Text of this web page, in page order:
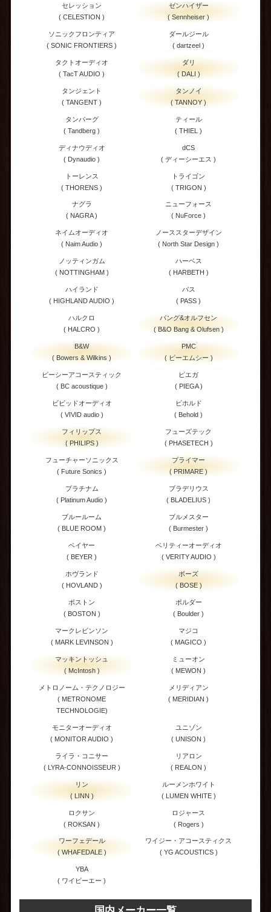
セレッション
( CELESTION )
ゼンハイザー
( Sennheiser )
ソニックフロンティア
( SONIC FRONTIERS )
ダールジール
( dartzeel )
タクトオーディオ
( TacT AUDIO )
ダリ
( DALI )
タンジェント
( TANGENT )
タンノイ
( TANNOY )
タンバーグ
( Tandberg )
ティール
( THIEL )
ディナウディオ
( Dynaudio )
dCS
( ディーシーエス )
トーレンス
( THORENS )
トライゴン
( TRIGON )
ナグラ
( NAGRA )
ニューフォース
( NuForce )
ネイムオーディオ
( Naim Audio )
ノーススターデザイン
( North Star Design )
ノッティンガム
( NOTTINGHAM )
ハーベス
( HARBETH )
ハイランド
( HIGHLAND AUDIO )
パス
( PASS )
ハルクロ
( HALCRO )
バング&オルフセン
( B&O Bang & Olufsen )
B&W
( Bowers & Wilkins )
PMC
( ピーエムシー )
ビーシーアコースティック
( BC acoustique )
ピエガ
( PIEGA )
ビビッドオーディオ
( VIVID audio )
ビホルド
( Behold )
フィリップス
( PHILIPS )
フューズテック
( PHASETECH )
フューチャーソニックス
( Future Sonics )
プライマー
( PRIMARE )
プラチナム
( Platinum Audio )
ブラデリウス
( BLADELIUS )
ブルールーム
( BLUE ROOM )
ブルメスター
( Burmester )
ベイヤー
( BEYER )
ベリティーオーディオ
( VERITY AUDIO )
ホヴランド
( HOVLAND )
ボーズ
( BOSE )
ボストン
( BOSTON )
ボルダー
( Boulder )
マークレビンソン
( MARK LEVINSON )
マジコ
( MAGICO )
マッキントッシュ
( McIntosh )
ミューオン
( MEWON )
メトロノーム・テクノロジー
( METRONOME
TECHNOLOGIE)
メリディアン
( MERIDIAN )
モニターオーディオ
( MONITOR AUDIO )
ユニゾン
( UNISON )
ライラ・コニサー
( LYRA-CONNOISSEUR )
リアロン
( REALON )
リン
( LINN )
ルーメンホワイト
( LUMEN WHITE )
ロクサン
( ROKSAN )
ロジャース
( Rogers )
ワーフェデール
( WHAFEDALE )
ワイジー・アコースティクス
( YG ACOUSTICS )
YBA
( ワイビーエー )